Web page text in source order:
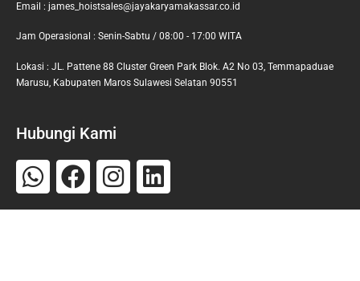
Email : james_hoistsales@jayakaryamakassar.co.id
Jam Operasional : Senin-Sabtu / 08:00 - 17:00 WITA
Lokasi : JL. Pattene 88 Cluster Green Park Blok. A2 No 03, Temmapaduae
Marusu, Kabupaten Maros Sulawesi Selatan 90551
Hubungi Kami
Whatsapp
Facebook
Instagram
Linkedin